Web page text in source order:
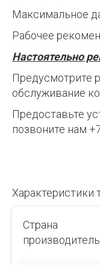
Максимальное
Рабочее
Настоятельно
Предусмотрите
обслуживание
Предоставьте
позвоните нам
Характеристики
Страна
производитель